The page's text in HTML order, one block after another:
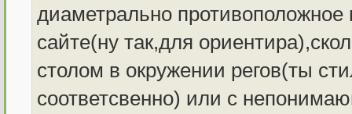
диаметрально
сайте(ну так,для
столом в окружении регов(ты
соответсвенно) или с